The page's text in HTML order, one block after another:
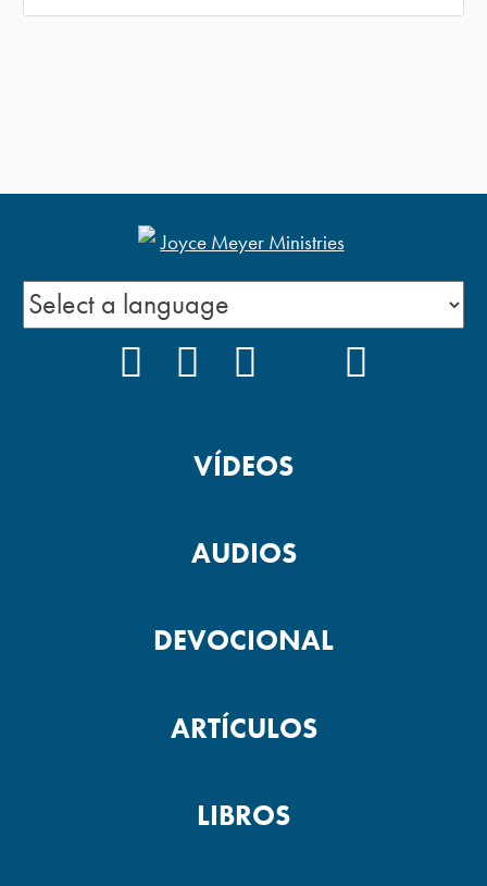
VÍDEOS
AUDIOS
DEVOCIONAL
ARTÍCULOS
LIBROS